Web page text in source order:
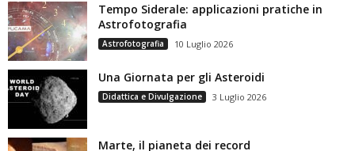
Tempo Siderale: applicazioni pratiche in
Astrofotografia
Astrofotografia 10 Luglio 2026
Una Giornata per gli Asteroidi
Didattica e Divulgazione 3 Luglio 2026
Marte, il pianeta dei record